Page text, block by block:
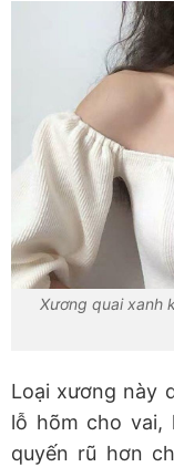
Xương quai xanh
Loại xương này
lỗ hõm cho vai,
quyến rũ hơn